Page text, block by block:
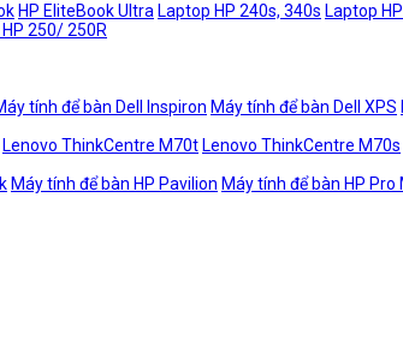
HP EliteBook Ultra Laptop HP 240s, 340s Laptop
250/ 250R
tính để bàn Dell Inspiron Máy tính để bàn Dell XPS
Lenovo ThinkCentre M70t Lenovo ThinkCentre M70s
Máy tính để bàn HP Pavilion Máy tính để bàn HP Pro